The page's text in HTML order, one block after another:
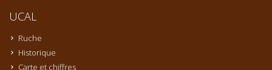
UCAL
Ruche
Historique
Carte et chiffres